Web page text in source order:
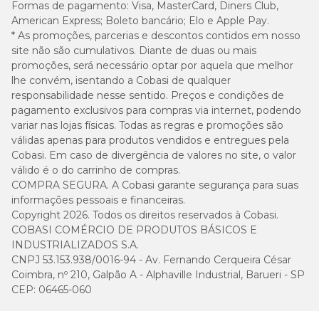
Formas de pagamento: Visa, MasterCard, Diners Club,
American Express; Boleto bancário; Elo e Apple Pay.
* As promoções, parcerias e descontos contidos em nosso
site não são cumulativos. Diante de duas ou mais
promoções, será necessário optar por aquela que melhor
lhe convém, isentando a Cobasi de qualquer
responsabilidade nesse sentido. Preços e condições de
pagamento exclusivos para compras via internet, podendo
variar nas lojas físicas. Todas as regras e promoções são
válidas apenas para produtos vendidos e entregues pela
Cobasi. Em caso de divergência de valores no site, o valor
válido é o do carrinho de compras.
COMPRA SEGURA. A Cobasi garante segurança para suas
informações pessoais e financeiras.
Copyright 2026. Todos os direitos reservados à Cobasi.
COBASI COMÉRCIO DE PRODUTOS BÁSICOS E
INDUSTRIALIZADOS S.A.
CNPJ 53.153.938/0016-94 - Av. Fernando Cerqueira César
Coimbra, nº 210, Galpão A - Alphaville Industrial, Barueri - SP
CEP: 06465-060